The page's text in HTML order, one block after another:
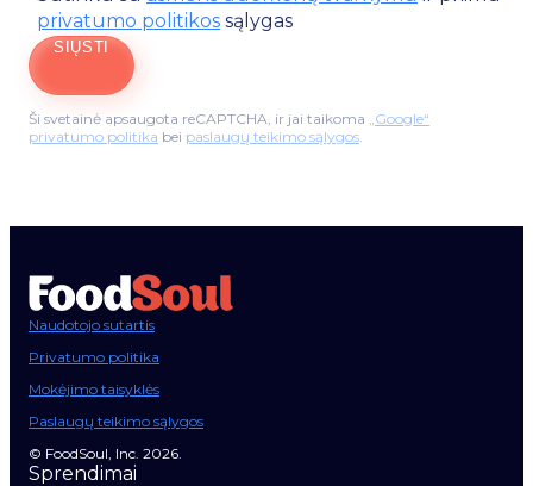
privatumo politikos sąlygas
SIŲSTI
Ši svetainė apsaugota reCAPTCHA, ir jai taikoma
„Google“
privatumo politika bei paslaugų teikimo sąlygos
Naudotojo sutartis
Privatumo politika
Mokėjimo taisyklės
Paslaugų teikimo sąlygos
© FoodSoul, Inc. 2026.
Sprendimai